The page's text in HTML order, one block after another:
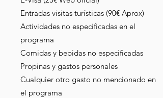
Entradas visitas turísticas (90€ Aprox)
Actividades no especificadas en el
programa
Comidas y bebidas no especificadas
Propinas y gastos personales
Cualquier otro gasto no mencionado en
el programa